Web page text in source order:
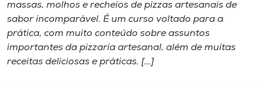
A
Unoesc
massas, molhos e recheios de pizzas artesanais de
sabor incomparável. É um curso voltado para a
prática, com muito conteúdo sobre assuntos
importantes da pizzaria artesanal, além de muitas
receitas deliciosas e práticas. […]